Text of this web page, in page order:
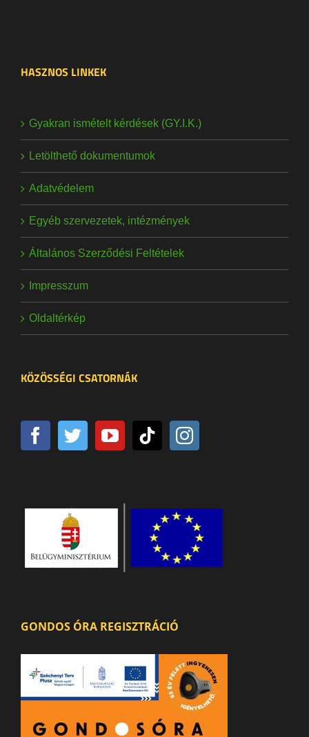
HASZNOS LINKEK
Gyakran ismételt kérdések (GY.I.K.)
Letölthető dokumentumok
Adatvédelem
Egyéb szervezetek, intézmények
Általános Szerződési Feltételek
Impresszum
Oldaltérkép
KÖZÖSSÉGI CSATORNÁK
GONDOS ÓRA REGISZTRÁCIÓ